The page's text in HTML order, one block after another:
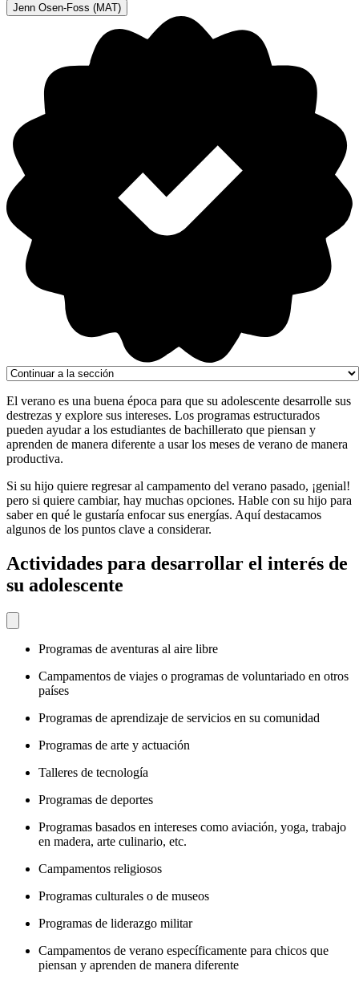
Jenn Osen-Foss (MAT)
El verano es una buena época para que su adolescente desarrolle sus
destrezas y explore sus intereses. Los programas estructurados
pueden ayudar a los estudiantes de bachillerato que piensan y
aprenden de manera diferente a usar los meses de verano de manera
productiva.
Si su hijo quiere regresar al campamento del verano pasado, ¡genial!
pero si quiere cambiar, hay muchas opciones. Hable con su hijo para
saber en qué le gustaría enfocar sus energías. Aquí destacamos
algunos de los puntos clave a considerar.
Actividades para desarrollar el interés de
su adolescente
Programas de aventuras al aire libre
Campamentos de viajes o programas de voluntariado en otros
países
Programas de aprendizaje de servicios en su comunidad
Programas de arte y actuación
Talleres de tecnología
Programas de deportes
Programas basados en intereses como aviación, yoga, trabajo
en madera, arte culinario, etc.
Campamentos religiosos
Programas culturales o de museos
Programas de liderazgo militar
Campamentos de verano específicamente para chicos que
piensan y aprenden de manera diferente